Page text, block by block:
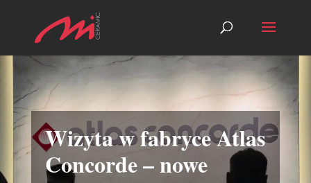
Wizyta w fabryce Atlas
Concorde – nowe